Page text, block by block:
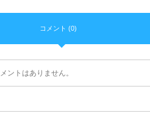
コメント (0)
ントはありません。